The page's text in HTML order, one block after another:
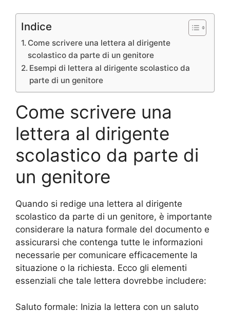
Indice
Come scrivere una lettera al dirigente
scolastico da parte di un genitore
Esempi di lettera al dirigente scolastico da
parte di un genitore
Come scrivere una
lettera al dirigente
scolastico da parte di
un genitore
Quando si redige una lettera al dirigente
scolastico da parte di un genitore, è importante
considerare la natura formale del documento e
assicurarsi che contenga tutte le informazioni
necessarie per comunicare efficacemente la
situazione o la richiesta. Ecco gli elementi
essenziali che tale lettera dovrebbe includere:
Saluto formale: Inizia la lettera con un saluto